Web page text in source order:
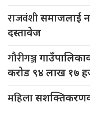
राजवंशीसमाजलाई
दस्तावेज
गौरीगञ्ज
करोड ९४ लाख १७
महिला